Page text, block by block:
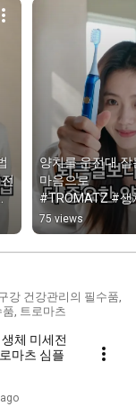
양치를 운전대 잡
마음으로
#TROMATZ #생
류칫솔 #바이오
#잇몸관리 #양
틴
75 views
강 건강관리의 필수품,
, 트로마츠
체 미세전
마츠 심플